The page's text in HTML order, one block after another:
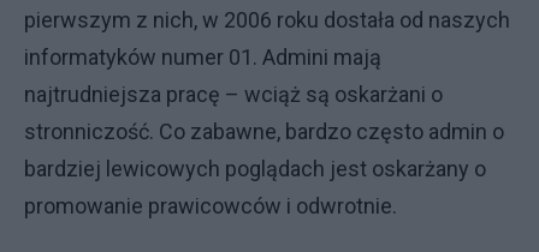
pierwszym z nich, w 2006 roku dostała od naszych
informatyków numer 01. Admini mają
najtrudniejsza pracę – wciąż są oskarżani o
stronniczość. Co zabawne, bardzo często admin o
bardziej lewicowych poglądach jest oskarżany o
promowanie prawicowców i odwrotnie.